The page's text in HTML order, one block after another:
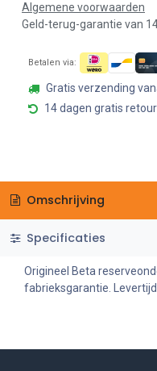
Algemene voorwaarden
Geld-terug-garantie van
Betalen via:
Gratis verzending
14 dagen gratis retour
Omschrijving
Specificaties
Origineel Beta
fabrieksgarantie.